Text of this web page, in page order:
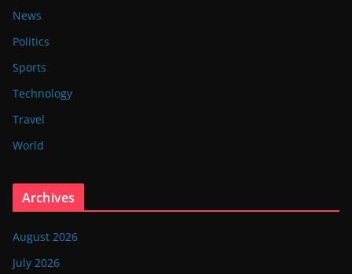
News
Politics
Sports
Technology
Travel
World
Archives
August 2026
July 2026